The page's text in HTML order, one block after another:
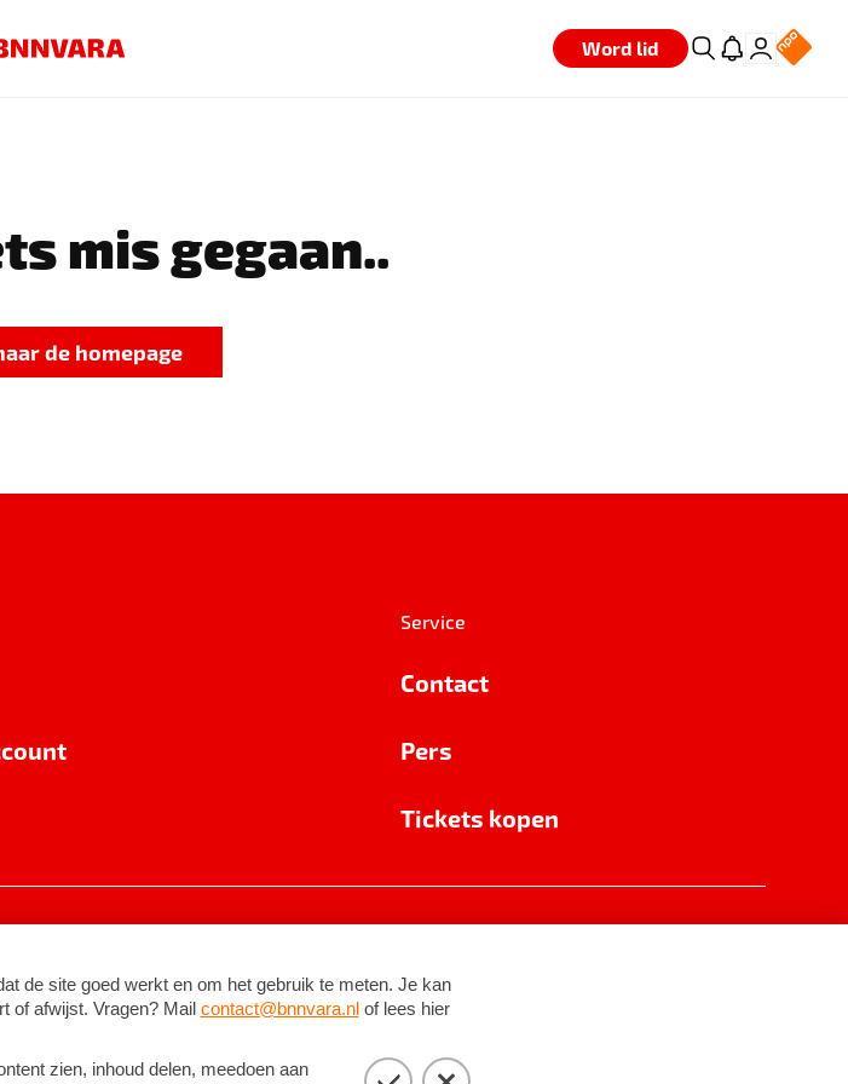
Word lid
mis gegaan..
de homepage
Service
Contact
Pers
Tickets kopen